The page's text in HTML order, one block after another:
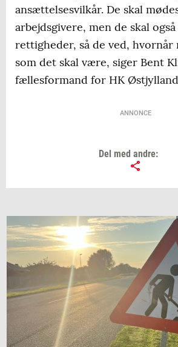
ansættelsesvilkår. De skal
arbejdsgivere, men de skal
rettigheder, så de ved, hvornår
som det skal være, siger Bent
fællesformand for HK
ANNONCE
Del med andre: